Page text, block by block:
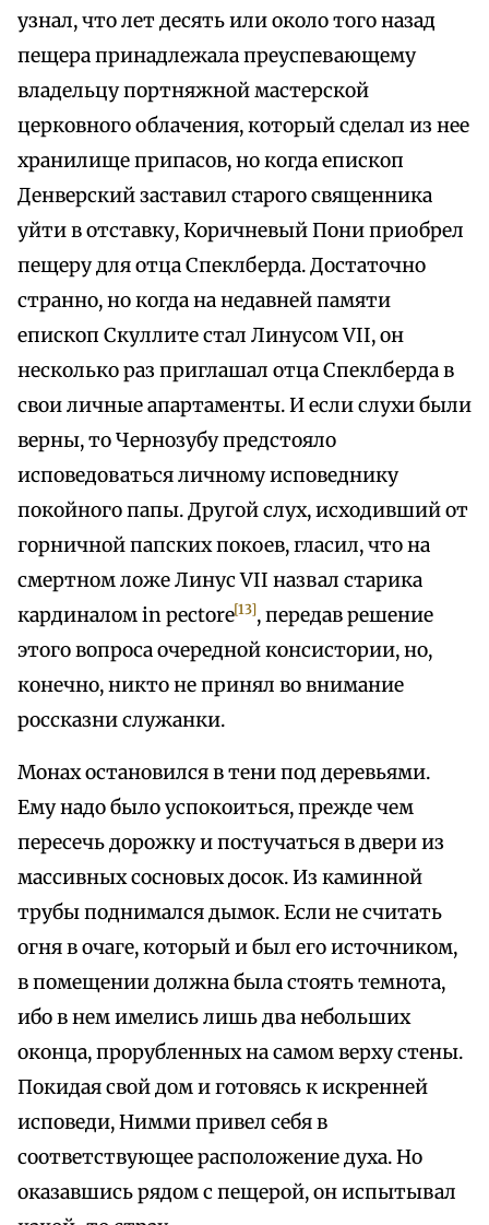
узнал, что лет десять или около того назад
пещера принадлежала преуспевающему
владельцу портняжной мастерской
церковного облачения, который сделал из нее
хранилище припасов, но когда епископ
Денверский заставил старого священника
уйти в отставку, Коричневый Пони приобрел
пещеру для отца Спеклберда. Достаточно
странно, но когда на недавней памяти
епископ Скуллите стал Линусом VII, он
несколько раз приглашал отца Спеклберда в
свои личные апартаменты. И если слухи были
верны, то Чернозубу предстояло
исповедоваться личному исповеднику
покойного папы. Другой слух, исходивший от
горничной папских покоев, гласил, что на
смертном ложе Линус VII назвал старика
кардиналом in pectore[13], передав решение
этого вопроса очередной консистории, но,
конечно, никто не принял во внимание
россказни служанки.
Монах остановился в тени под деревьями.
Ему надо было успокоиться, прежде чем
пересечь дорожку и постучаться в двери из
массивных сосновых досок. Из каминной
трубы поднимался дымок. Если не считать
огня в очаге, который и был его источником,
в помещении должна была стоять темнота,
ибо в нем имелись лишь два небольших
оконца, прорубленных на самом верху стены.
Покидая свой дом и готовясь к искренней
исповеди, Нимми привел себя в
соответствующее расположение духа. Но
оказавшись рядом с пещерой, он испытывал